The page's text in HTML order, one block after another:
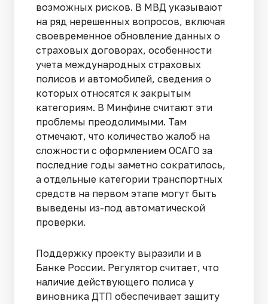
возможных рисков. В МВД указывают
на ряд нерешенных вопросов, включая
своевременное обновление данных о
страховых договорах, особенности
учета международных страховых
полисов и автомобилей, сведения о
которых относятся к закрытым
категориям. В Минфине считают эти
проблемы преодолимыми. Там
отмечают, что количество жалоб на
сложности с оформлением ОСАГО за
последние годы заметно сократилось,
а отдельные категории транспортных
средств на первом этапе могут быть
выведены из-под автоматической
проверки.
Поддержку проекту выразили и в
Банке России. Регулятор считает, что
наличие действующего полиса у
виновника ДТП обеспечивает защиту